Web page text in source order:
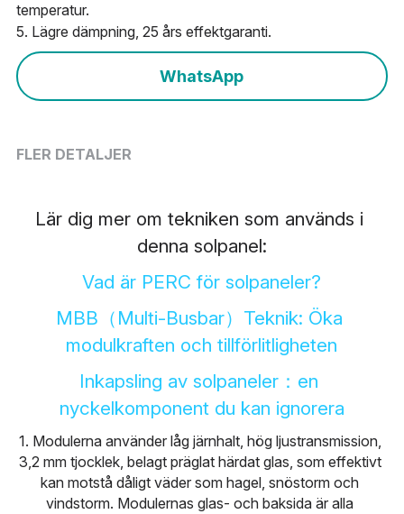
Polski
Nederlands
Ελληνικά
Deutsch
Français
български
Čeština
Türkçe
temperatur.
5. Lägre dämpning, 25 års effektgaranti.
WhatsApp
FLER DETALJER
Lär dig mer om tekniken som används i
denna solpanel:
Vad är PERC för solpaneler?
MBB（Multi-Busbar）Teknik: Öka
modulkraften och tillförlitligheten
Inkapsling av solpaneler：en
nyckelkomponent du kan ignorera
1. Modulerna använder låg järnhalt, hög ljustransmission,
3,2 mm tjocklek, belagt präglat härdat glas, som effektivt
kan motstå dåligt väder som hagel, snöstorm och
vindstorm. Modulernas glas- och baksida är alla